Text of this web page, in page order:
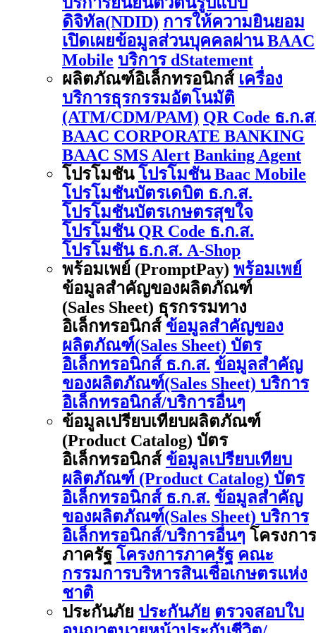
ดิจิทัล(NDID) การให้ความยินยอม
เปิดเผยข้อมูลส่วนบุคคลผ่าน BAAC
Mobile บริการ dStatement
ผลิตภัณฑ์อิเล็กทรอนิกส์ เครื่อง
บริการธุรกรรมอัตโนมัติ
(ATM/CDM/PAM) QR Code ธ.ก.
BAAC CORPORATE BANKING
BAAC SMS Alert Banking Agent
โปรโมชัน โปรโมชัน Baac Mobile
โปรโมชันบัตรเดบิต ธ.ก.ส.
โปรโมชันบัตรเกษตรสุขใจ
โปรโมชัน QR Code ธ.ก.ส.
โปรโมชัน ธ.ก.ส. A-Shop
พร้อมเพย์ (PromptPay) พร้อมเพย์
ข้อมูลสำคัญของผลิตภัณฑ์
(Sales Sheet) ธุรกรรมทาง
อิเล็กทรอนิกส์ ข้อมูลสำคัญของ
ผลิตภัณฑ์(Sales Sheet) บัตร
อิเล็กทรอนิกส์ ธ.ก.ส. ข้อมูลสำคัญ
ของผลิตภัณฑ์(Sales Sheet) บริการ
อิเล็กทรอนิกส์/บริการอื่นๆ
ข้อมูลเปรียบเทียบผลิตภัณฑ์
(Product Catalog) บัตร
อิเล็กทรอนิกส์ ข้อมูลเปรียบเทียบ
ผลิตภัณฑ์ (Product Catalog) บัตร
อิเล็กทรอนิกส์ ธ.ก.ส. ข้อมูลสำคัญ
ของผลิตภัณฑ์(Sales Sheet) บริการ
อิเล็กทรอนิกส์/บริการอื่นๆ โครงการ
ภาครัฐ โครงการภาครัฐ คณะ
กรรมการบริหารสินเชื่อเกษตรแห่ง
ชาติ
ประกันภัย ประกันภัย ตรวจสอบใบ